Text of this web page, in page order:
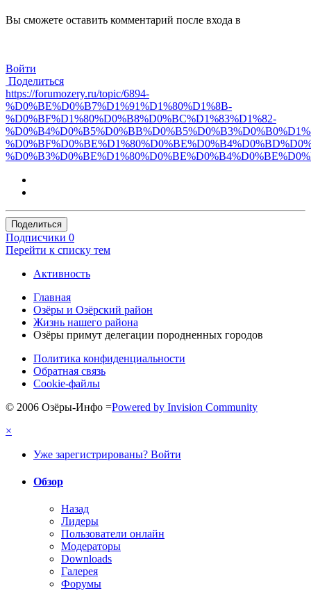
Вы сможете оставить комментарий после входа в
Войти
Поделиться
https://forumozery.ru/topic/6894-
%D0%BE%D0%B7%D1%91%D1%80%D1%8B-
%D0%BF%D1%80%D0%B8%D0%BC%D1%83%D1%82-
Поделиться
Подписчики 0
Перейти к списку тем
Активность
Главная
Озёры и Озёрский район
Жизнь нашего района
Озёры примут делегации породненных городов
Политика конфиденциальности
Обратная связь
Cookie-файлы
© 2006 Озёры-Инфо =Powered by Invision Community
×
Уже зарегистрированы? Войти
Обзор
Назад
Лидеры
Пользователи онлайн
Модераторы
Downloads
Галерея
Форумы